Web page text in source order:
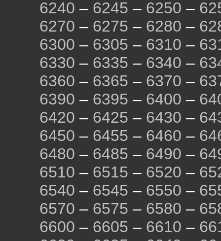
6240 – 6245 – 6250 –
6270 – 6275 – 6280 –
6300 – 6305 – 6310 –
6330 – 6335 – 6340 –
6360 – 6365 – 6370 –
6390 – 6395 – 6400 –
6420 – 6425 – 6430 –
6450 – 6455 – 6460 –
6480 – 6485 – 6490 –
6510 – 6515 – 6520 –
6540 – 6545 – 6550 –
6570 – 6575 – 6580 –
6600 – 6605 – 6610 –